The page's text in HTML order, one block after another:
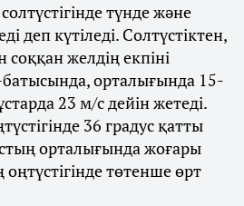
солтүстігінде түнде және
деп күтіледі. Солтүстіктен,
желдің екпіні
орталығында 15-
23 м/с дейін жетеді.
36 градус қатты
орталығында жоғары
төтенше өрт